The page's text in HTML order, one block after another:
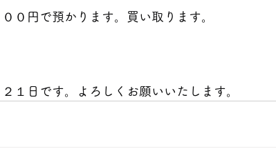
ム７０００円で預かります。買
１日です。よろしくお願いいたします。